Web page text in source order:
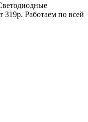
Работаем по всей